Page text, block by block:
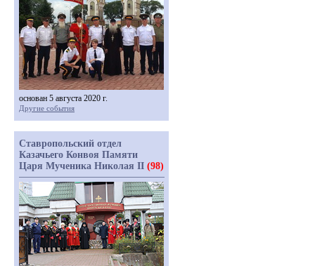
основан 5 августа 2020 г.
Другие события
Ставропольский отдел
Казачьего Конвоя Памяти
Царя Мученика Николая II (98)